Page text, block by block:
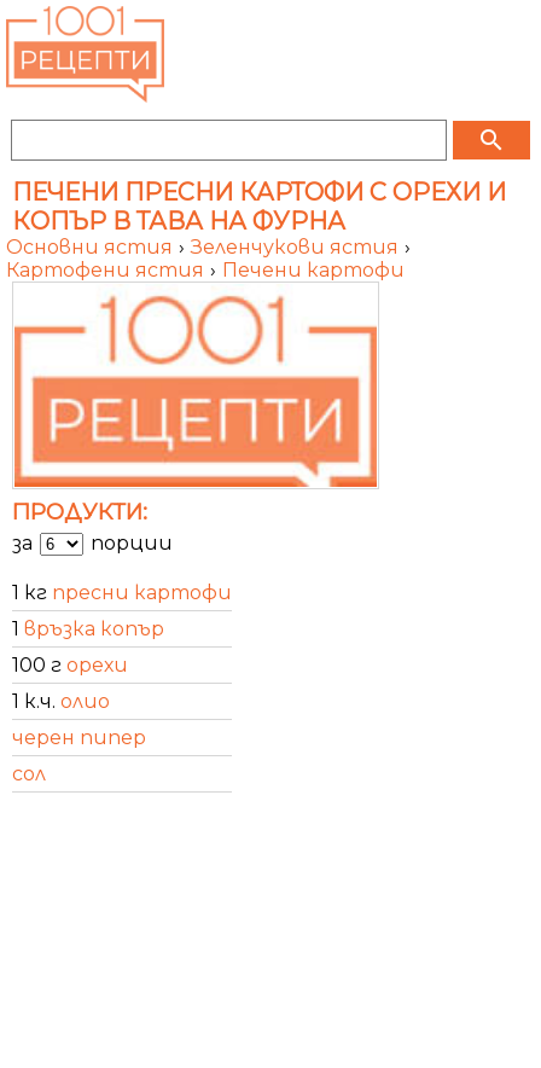
search
ПЕЧЕНИ ПРЕСНИ КАРТОФИ С ОРЕХИ И
КОПЪР В ТАВА НА ФУРНА
Основни ястия › Зеленчукови ястия ›
Картофени ястия › Печени картофи
ПРОДУКТИ:
за порции
1 кг пресни картофи
1 връзка копър
100 г орехи
1 к.ч. олио
черен пипер
сол